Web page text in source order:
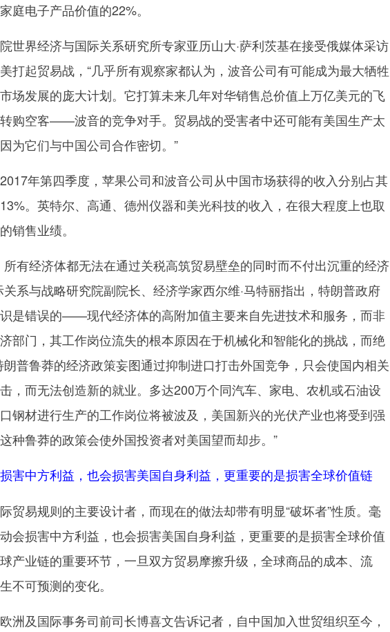
庭电子产品价值的22%。
界经济与国际关系研究所专家亚历山大·萨利茨基在接受俄媒体采访
打起贸易战，“几乎所有观察家都认为，波音公司有可能成为最大牺牲
场发展的庞大计划。它打算未来几年对华销售总价值上万亿美元的飞
购空客——波音的竞争对手。贸易战的受害者中还可能有美国生产太
为它们与中国公司合作密切。”
年第四季度，苹果公司和波音公司从中国市场获得的收入分别占其
。英特尔、高通、德州仪器和美光科技的收入，在很大程度上也取
销售业绩。
有经济体都无法在通过关税高筑贸易壁垒的同时而不付出沉重的经济
关系与战略研究院副院长、经济学家西尔维·马特丽指出，特朗普政府
是错误的——现代经济体的高附加值主要来自先进技术和服务，而非
部门，其工作岗位流失的根本原因在于机械化和智能化的挑战，而绝
朗普鲁莽的经济政策妄图通过抑制进口打击外国竞争，只会使国内相关
，而无法创造新的就业。多达200万个同汽车、家电、农机或石油设
钢材进行生产的工作岗位将被波及，美国新兴的光伏产业也将受到强
种鲁莽的政策会使外国投资者对美国望而却步。”
害中方利益，也会损害美国自身利益，更重要的是损害全球价值链
易规则的主要设计者，而现在的做法却带有明显“破坏者”性质。毫
会损害中方利益，也会损害美国自身利益，更重要的是损害全球价值
产业链的重要环节，一旦双方贸易摩擦升级，全球商品的成本、流
不可预测的变化。
及国际事务司前司长博喜文告诉记者，自中国加入世贸组织至今，